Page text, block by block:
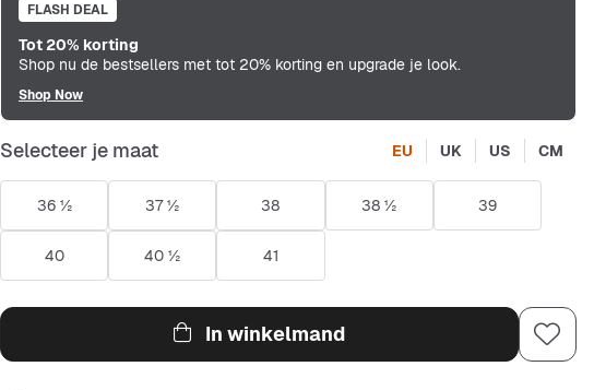
FLASH DEAL
Tot 20% korting
Shop nu de bestsellers met tot 20% korting en upgrade je look.
Shop Now
Selecteer je maat EU UK US CM
36 ½ 37 ½ 38 38 ½ 39
40 40 ½ 41
In winkelmand